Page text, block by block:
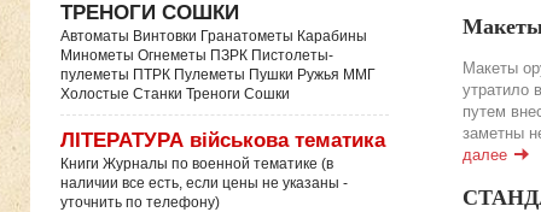
ТРЕНОГИ СОШКИ
Автоматы Винтовки Гранатометы Карабины
Минометы Огнеметы ПЗРК Пистолеты-
пулеметы ПТРК Пулеметы Пушки Ружья ММГ
Холостые Станки Треноги Сошки
ЛІТЕРАТУРА військова тематика
Книги Журналы по военной тематике (в
наличии все есть, если цены не указаны -
уточнить по телефону)
Макеты
Макеты
утратило
путем
заметны
далее